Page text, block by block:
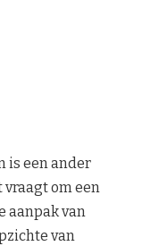
is een ander
om een
aanpak van
van